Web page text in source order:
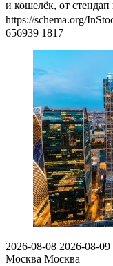
и кошелёк, от
https://schema.org/
656939 1817
2026-08-08 2026-08-09
Москва Москва